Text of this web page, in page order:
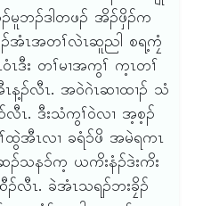
မူဘၣ်ဒါတဖၣ် အိၣ်ဖှိၣ်က
အံၤအတၢ်လဲၤဆူညါ စရ့ကၠံ
ဒီး တၢ်မၢအကွၢ် က့ၤတၢ်
ၤန့ၣ်လီၤ. အဝဲဂဲၤဆၢထၢၣ် သံ
. ဒီးသံကွၢ်ဝဲလၢ အ့စ့ၣ်
အီၤလၢ ခရံ၁်ဖိ အမဲရကၤ
ဆၣ်သန၁်က့ ယကိးနံၣ်ဒဲးကိး
လီၤ. ခဲအံၤသရၣ်ဘးခၠိၣ်